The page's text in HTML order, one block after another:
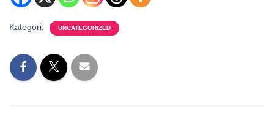
Kategori: UNCATEGORIZED